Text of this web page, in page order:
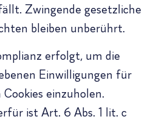
Zwingende gesetzliche
bleiben unberührt.
erfolgt, um die
Einwilligungen für
einzuholen.
ist Art. 6 Abs. 1 lit. c